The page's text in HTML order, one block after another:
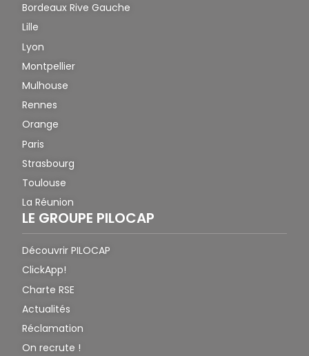
Bordeaux Rive Gauche
Lille
Lyon
Montpellier
Mulhouse
Rennes
Orange
Paris
Strasbourg
Toulouse
La Réunion
LE GROUPE PILOCAP
Découvrir PILOCAP
ClickApp!
Charte RSE
Actualités
Réclamation
On recrute !